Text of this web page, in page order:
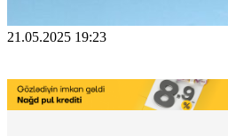
21.05.2025 19:23